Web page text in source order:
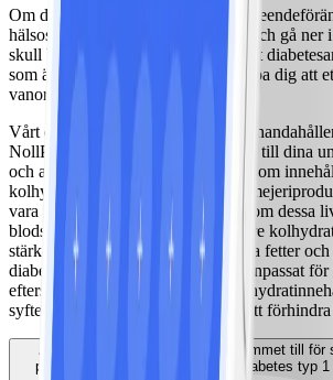
Om ditt mål är att göra varaktiga
hälsosammare och vara mer aktiv) och gå ner
skull bör du överväga att byta till det
som är speciellt anpassat för att hjälpa dig att
vanor när du lever med diabetes.
Vårt diabetesanpassade program
NollPointslista som tar hänsyn både till dina
och att du lever med diabetes. Mat som
kolhydrater (t ex frukt, havregryn,
vara ett NollPointsval för dig eftersom dessa
blodsocker mer än mat som har lägre
stärkelserika grönsaker, hälsosamma fetter
diabetesanpassade programmet är anpassat
eftersom mat som har ett högre
syfte att hålla koll på mängder för att
Är det diabetesanpassade programmet till för
prediabetes, graviditetsdiabets, diabetes typ